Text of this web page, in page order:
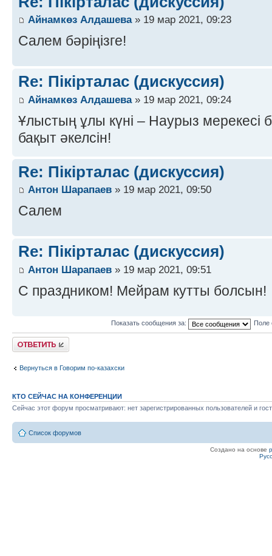
Айнамкөз Алдашева» 19 мар 2021, 09:23
Салем бәріңізге!
Re: Пікірталас (дискуссия)
Айнамкөз Алдашева» 19 мар 2021, 09:24
Ұлыстың ұлы күні – Наурыз мерекесі
бақыт әкелсін!
Re: Пікірталас (дискуссия)
Антон Шарапаев » 19 мар 2021, 09:50
Салем
Re: Пікірталас (дискуссия)
Антон Шарапаев » 19 мар 2021, 09:51
С праздником! Мейрам кутты болсын!
Показать сообщения за: Поле
Ответить
Вернуться в Говорим по-казахски
КТО СЕЙЧАС НА КОНФЕРЕНЦИИ
Сейчас этот форум просматривают: нет зарегистрированных пользователей и
Список форумов
Создано на основе